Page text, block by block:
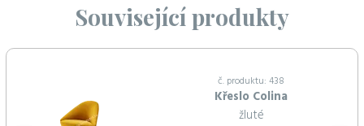
Související produkty
č. produktu: 438
Křeslo Colina
žluté